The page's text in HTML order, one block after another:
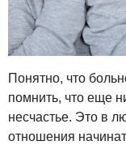
Понятно, что
помнить, что еще
несчастье. Это в
отношения